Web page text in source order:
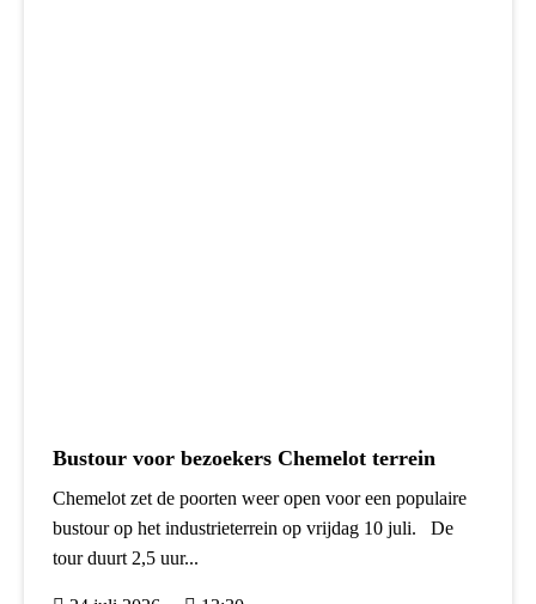
Bustour voor bezoekers Chemelot terrein
Chemelot zet de poorten weer open voor een populaire
bustour op het industrieterrein op vrijdag 10 juli. De
tour duurt 2,5 uur...